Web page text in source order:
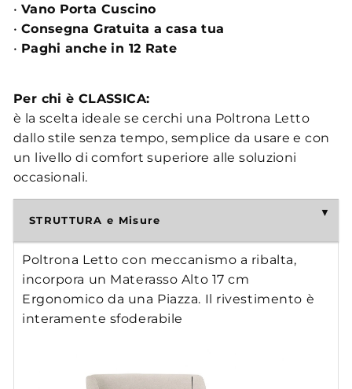
• Vano Porta Cuscino
• Consegna Gratuita a casa tua
• Paghi anche in 12 Rate
Per chi è CLASSICA:
è la scelta ideale se cerchi una Poltrona Letto
dallo stile senza tempo, semplice da usare e con
un livello di comfort superiore alle soluzioni
occasionali.
STRUTTURA e Misure
Poltrona Letto con meccanismo a ribalta,
incorpora un Materasso Alto 17 cm
Ergonomico da una Piazza. Il rivestimento è
interamente sfoderabile